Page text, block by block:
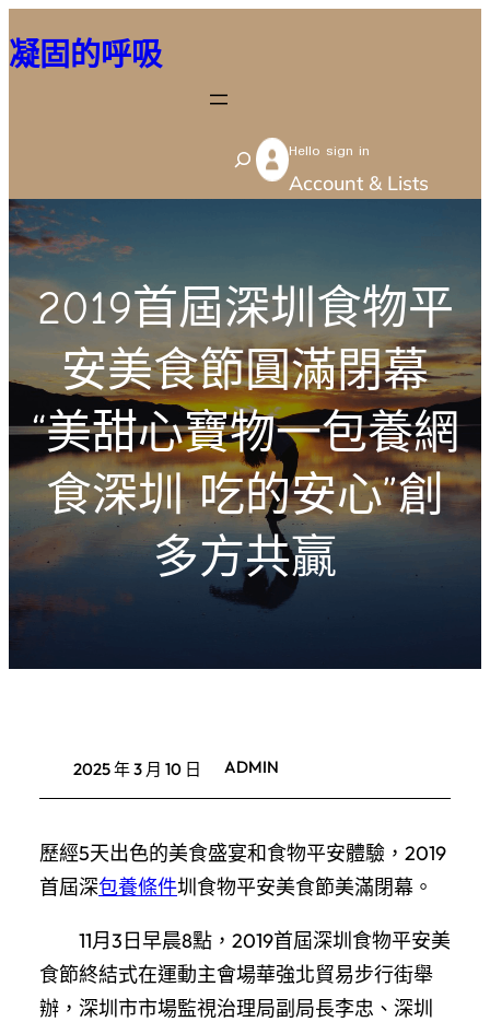
至
容
凝固的呼吸
S
e
c
h
Hello sign in
Account & Lists
2019首屆深圳食物平
安美食節圓滿閉幕
“美甜心寶物一包養網
食深圳 吃的安心”創
多方共贏
2025 年 3 月 10 日 ADMIN
歷經5天出色的美食盛宴和食物平安體驗，2019
首屆深包養條件圳食物平安美食節美滿閉幕。
11月3日早晨8點，2019首屆深圳食物平安美
食節終結式在運動主會場華強北貿易步行街舉
辦，深圳市市場監視治理局副局長李忠、深圳